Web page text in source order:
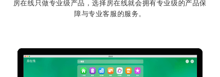
房在线只做专业级产品，选择房在线就会拥有专业级的产品保
障与专业客服的服务。